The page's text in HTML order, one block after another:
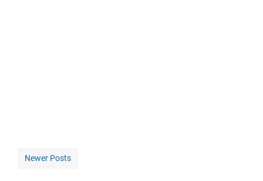
Newer Posts